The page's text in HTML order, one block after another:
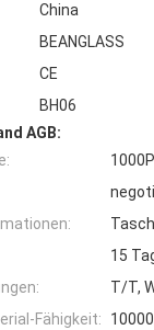
China
BEANGLASS
CE
BH06
AGB:
15
T/T,
Fähigkeit: